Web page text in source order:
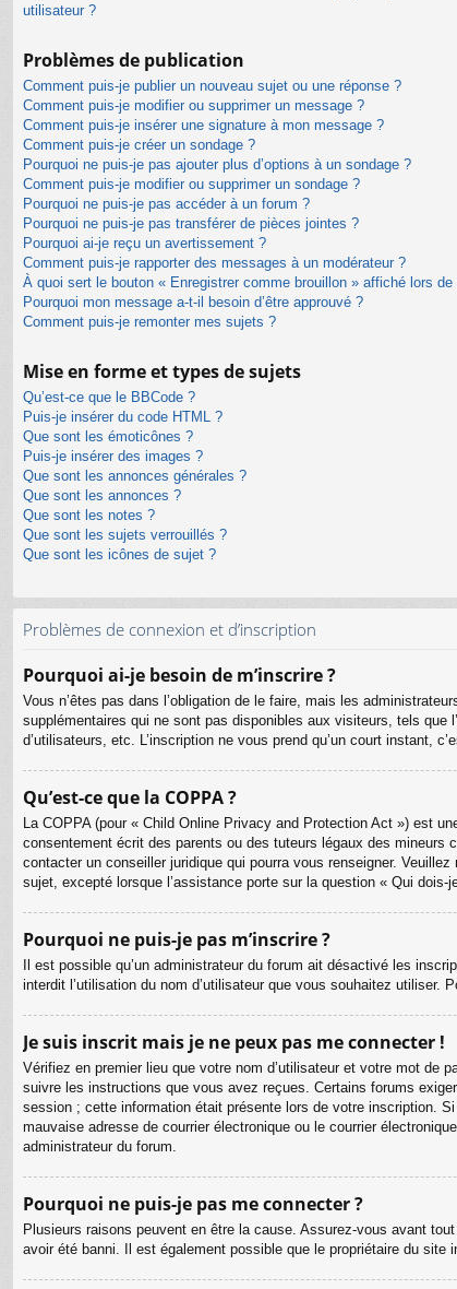
utilisateur ?
Problèmes de publication
Comment puis-je publier un nouveau sujet ou une réponse ?
Comment puis-je modifier ou supprimer un message ?
Comment puis-je insérer une signature à mon message ?
Comment puis-je créer un sondage ?
Pourquoi ne puis-je pas ajouter plus d’options à un sondage ?
Comment puis-je modifier ou supprimer un sondage ?
Pourquoi ne puis-je pas accéder à un forum ?
Pourquoi ne puis-je pas transférer de pièces jointes ?
Pourquoi ai-je reçu un avertissement ?
Comment puis-je rapporter des messages à un modérateur ?
À quoi sert le bouton « Enregistrer comme brouillon » affiché lors de
Pourquoi mon message a-t-il besoin d’être approuvé ?
Comment puis-je remonter mes sujets ?
Mise en forme et types de sujets
Qu’est-ce que le BBCode ?
Puis-je insérer du code HTML ?
Que sont les émoticônes ?
Puis-je insérer des images ?
Que sont les annonces générales ?
Que sont les annonces ?
Que sont les notes ?
Que sont les sujets verrouillés ?
Que sont les icônes de sujet ?
Problèmes de connexion et d’inscription
Pourquoi ai-je besoin de m’inscrire ?
Vous n’êtes pas dans l’obligation de le faire, mais les
supplémentaires qui ne sont pas disponibles aux visiteurs, tels que
d’utilisateurs, etc. L’inscription ne vous prend qu’un court instant,
Qu’est-ce que la COPPA ?
La COPPA (pour « Child Online Privacy and Protection Act ») est
consentement écrit des parents ou des tuteurs légaux des
contacter un conseiller juridique qui pourra vous renseigner.
sujet, excepté lorsque l’assistance porte sur la question « Qui
Pourquoi ne puis-je pas m’inscrire ?
Il est possible qu’un administrateur du forum ait désactivé les
interdit l’utilisation du nom d’utilisateur que vous souhaitez utiliser.
Je suis inscrit mais je ne peux pas me connecter !
Vérifiez en premier lieu que votre nom d’utilisateur et votre mot de
suivre les instructions que vous avez reçues. Certains forums
session ; cette information était présente lors de votre inscription.
mauvaise adresse de courrier électronique ou le courrier
administrateur du forum.
Pourquoi ne puis-je pas me connecter ?
Plusieurs raisons peuvent en être la cause. Assurez-vous avant
avoir été banni. Il est également possible que le propriétaire du site